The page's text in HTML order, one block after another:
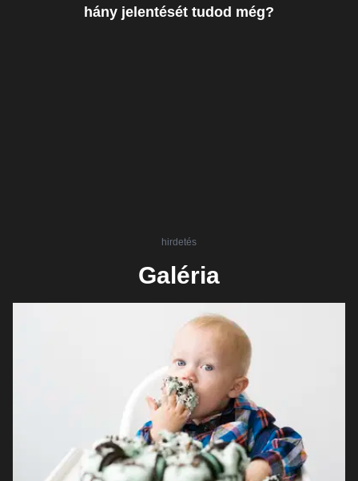
hány jelentését tudod még?
hirdetés
Galéria